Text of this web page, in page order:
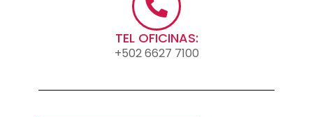
TEL OFICINAS:
+502 6627 7100